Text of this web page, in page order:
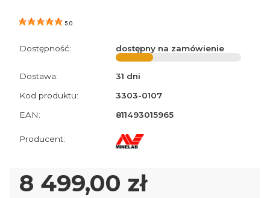
5.0
Dostępność: dostępny na zamówienie
Dostawa:
31 dni
Kod produktu:
3303-0107
EAN:
811493015965
Cena
8 499,00 zł